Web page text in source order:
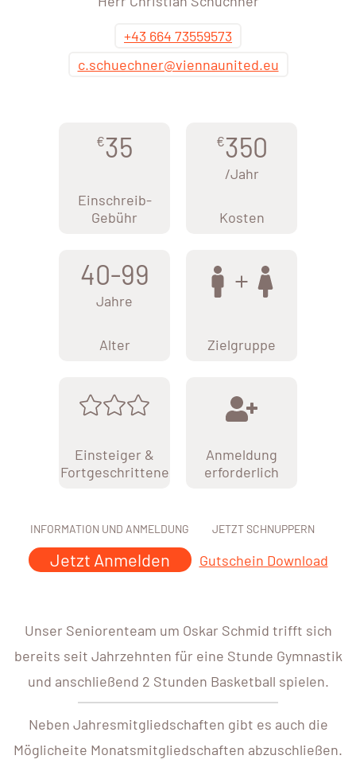
+43 664 73559573
c.schuechner@viennaunited.eu
€35
Einschreib-
Gebühr
€350
/Jahr
Kosten
40-99
Jahre
Alter Zielgruppe
Einsteiger &
Fortgeschrittene
Anmeldung
erforderlich
INFORMATION UND ANMELDUNG
Jetzt Anmelden
JETZT SCHNUPPERN
Gutschein Download
Unser Seniorenteam um Oskar Schmid trifft sich
bereits seit Jahrzehnten für eine Stunde Gymnastik
und anschließend 2 Stunden Basketball spielen.
Neben Jahresmitgliedschaften gibt es auch die
Möglicheite Monatsmitgliedschaften abzuschließen.